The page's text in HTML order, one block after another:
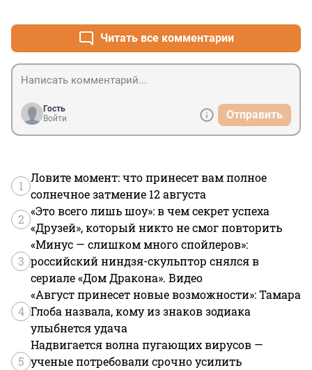
Читать все комментарии
Гость
Войти
Отправить
1
Ловите момент: что принесет вам полное
солнечное затмение 12 августа
2
«Это всего лишь шоу»: в чем секрет успеха
«Друзей», который никто не смог повторить
3
«Минус — слишком много спойлеров»:
российский ниндзя-скульптор снялся в
сериале «Дом Дракона». Видео
4
«Август принесет новые возможности»: Тамара
Глоба назвала, кому из знаков зодиака
улыбнется удача
5
Надвигается волна пугающих вирусов —
ученые потребовали срочно усилить